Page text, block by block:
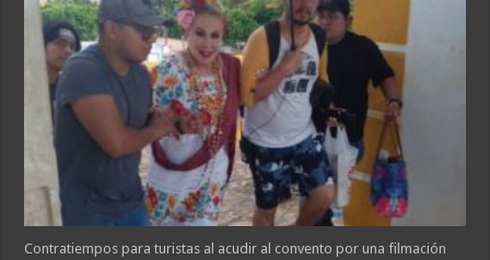
Contratiempos para turistas al acudir al convento por una filmación